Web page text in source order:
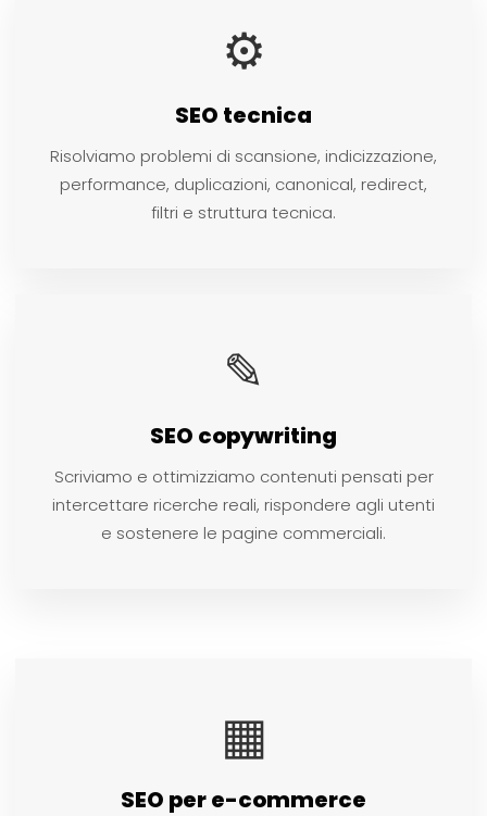
⚙
SEO tecnica
Risolviamo problemi di scansione, indicizzazione,
performance, duplicazioni, canonical, redirect,
filtri e struttura tecnica.
✎
SEO copywriting
Scriviamo e ottimizziamo contenuti pensati per
intercettare ricerche reali, rispondere agli utenti
e sostenere le pagine commerciali.
▦
SEO per e-commerce